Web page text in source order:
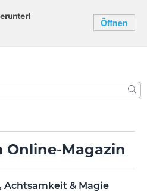
Öffnen
Online-Magazin
& Magie